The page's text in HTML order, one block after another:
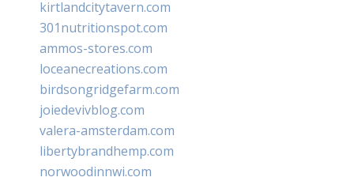
kirtlandcitytavern.com
301nutritionspot.com
ammos-stores.com
loceanecreations.com
birdsongridgefarm.com
joiedevivblog.com
valera-amsterdam.com
libertybrandhemp.com
norwoodinnwi.com